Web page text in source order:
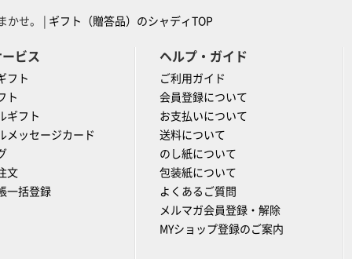
かせ。 | ギフト（贈答品）のシャディTOP
ビス
フト
ト
ギフト
メッセージカード
文
一括登録
ヘルプ・ガイド
ご利用ガイド
会員登録について
お支払いについて
送料について
のし紙について
包装紙について
よくあるご質問
メルマガ会員登録・解除
MYショップ登録のご案内